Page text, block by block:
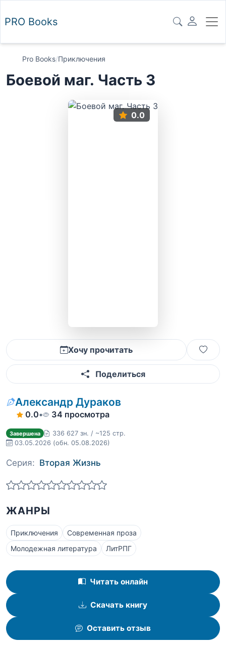
PRO Books
Pro Books/Приключения
Боевой маг. Часть 3
0.0
Хочу прочитать
Поделиться
Александр Дураков
0.0• 34 просмотра
Завершена
336 627 зн. / ~125 стр.
03.05.2026 (обн. 05.08.2026)
Серия: Вторая Жизнь
ЖАНРЫ
Приключения
Современная проза
Молодежная литература
ЛитРПГ
Читать онлайн
Скачать книгу
Оставить отзыв